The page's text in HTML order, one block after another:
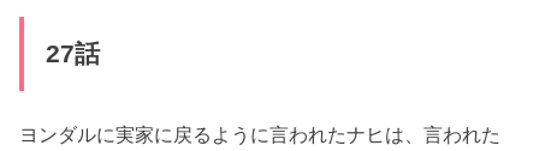
27話
ヨンダルに実家に戻るように言われたナヒは、言われた